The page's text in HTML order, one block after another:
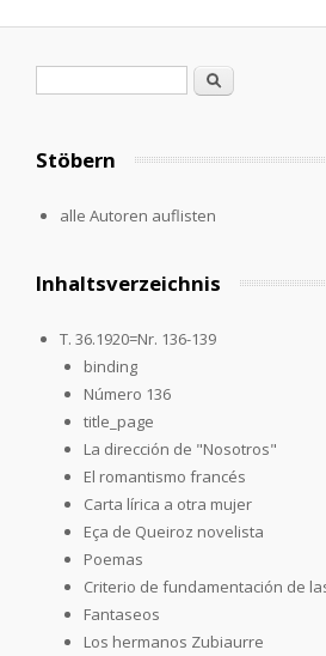
Search
Stöbern
alle Autoren auflisten
Inhaltsverzeichnis
T. 36.1920=Nr. 136-139
binding
Número 136
title_page
La dirección de "Nosotros"
El romantismo francés
Carta lírica a otra mujer
Eça de Queiroz novelista
Poemas
Criterio de fundamentación de
Fantaseos
Los hermanos Zubiaurre